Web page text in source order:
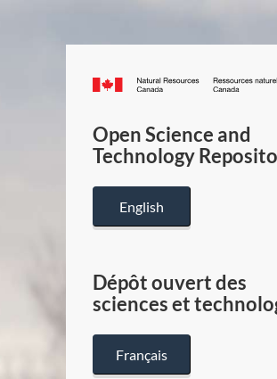
Canada.ca
Open Science and
Technology
English
Dépôt ouvert des
sciences et
Français